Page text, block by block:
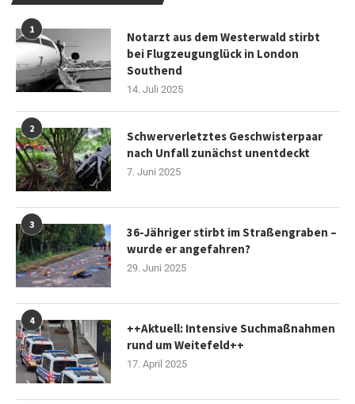
1
Notarzt aus dem Westerwald stirbt
bei Flugzeugunglück in London
Southend
14. Juli 2025
2
Schwerverletztes Geschwisterpaar
nach Unfall zunächst unentdeckt
7. Juni 2025
3
36-Jähriger stirbt im Straßengraben –
wurde er angefahren?
29. Juni 2025
4
++Aktuell: Intensive Suchmaßnahmen
rund um Weitefeld++
17. April 2025